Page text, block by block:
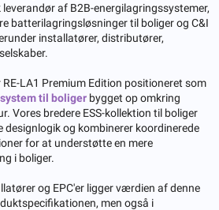
af B2B-energilagringssystemer,
batterilagringsløsninger til boliger og C&I
installatører, distributører,
LA1 Premium Edition positioneret som
til boliger bygget op omkring
Vores bredere ESS-kollektion til boliger
designlogik og kombinerer koordinerede
for at understøtte en mere
i boliger.
og EPC'er ligger værdien af ​​denne
men også i